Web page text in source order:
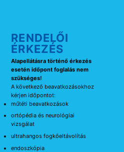
RENDELŐI
ÉRKEZÉS
Alapellátásra történő érkezés
esetén időpont foglalás nem
szükséges!
A következő beavatkozásokhoz
kérjen időpontot:
műtéti beavatkozások
ortópédia és neurológiai
vizsgálat
ultrahangos fogkőeltávolítás
endoszkópia